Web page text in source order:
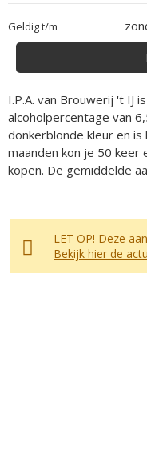
Geldig t/m
I.P.A. van Brouwerij 't IJ
alcoholpercentage van
donkerblonde kleur en
maanden kon je 50 keer
kopen. De gemiddelde
LET OP! Deze
Bekijk hier de